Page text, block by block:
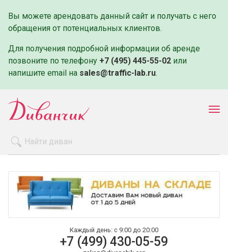
Вы можете арендовать данный сайт и получать с него
обращения от потенциальных клиентов.
Для получения подробной информации об аренде
позвоните по телефону +7 (495) 445-55-02 или
напишите email на sales@traffic-lab.ru.
Оплата и доставка
Контакты
Каждый день: с 9:00 до 20:00
+7 (499) 430-05-59